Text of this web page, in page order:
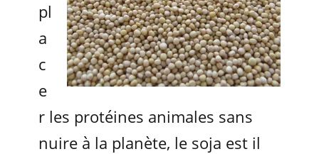
pl
a
c
e
r les protéines animales sans
nuire à la planète, le soja est il